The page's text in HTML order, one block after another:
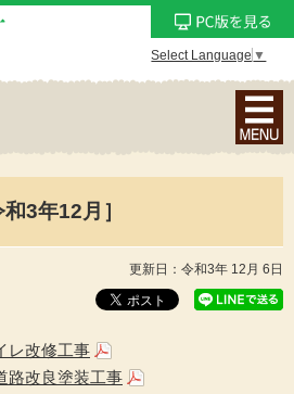
Select Language ▼
ナ
ビ
ン
メ
3年12月］
更新日：令和3年 12月 6日
レ改修工事
路改良塗装工事